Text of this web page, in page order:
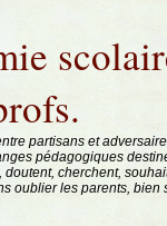
partisans et
pédagogiques
cherchent,
oublier les parents, bien